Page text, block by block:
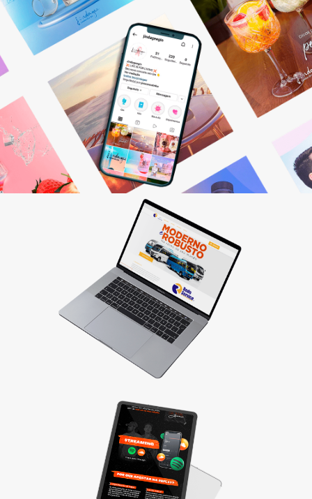
Gestão de Redes Sociais
Otimizamos resultados! Fazemos o planejamento,
produção e monitoramento dos seus canais digitais.
Saiba mais
Quer vender pela internet? Desenvolvemos sites
personalizados que fazem seu cliente comprar!
Saiba mais
Materiais de apresentação e Mídia kit
Divulgue sua empresa com um material completo e
elaborado de maneira criativa, reforçando sua identidade e
a qualidade dos produtos/serviços oferecidos.